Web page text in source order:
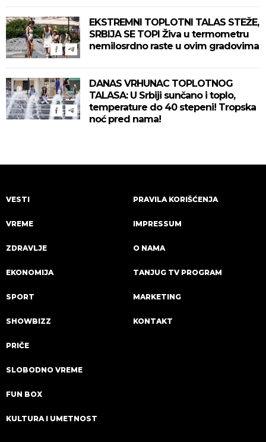
EKSTREMNI TOPLOTNI TALAS STEŽE,
SRBIJA SE TOPI Živa u termometru
nemilosrdno raste u ovim gradovima
DANAS VRHUNAC TOPLOTNOG
TALASA: U Srbiji sunčano i toplo,
temperature do 40 stepeni! Tropska
noć pred nama!
VESTI
VREME
ZDRAVLJE
EKONOMIJA
SPORT
SHOWBIZZ
PRIČE
SLOBODNO VREME
FUN BOX
KULTURA I UMETNOST
PRAVILA KORIŠĆENJA
IMPRESSUM
O NAMA
TANJUG TV PROGRAM
MARKETING
KONTAKT